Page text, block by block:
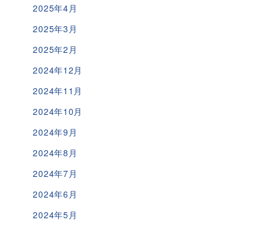
2025年4月
2025年3月
2025年2月
2024年12月
2024年11月
2024年10月
2024年9月
2024年8月
2024年7月
2024年6月
2024年5月